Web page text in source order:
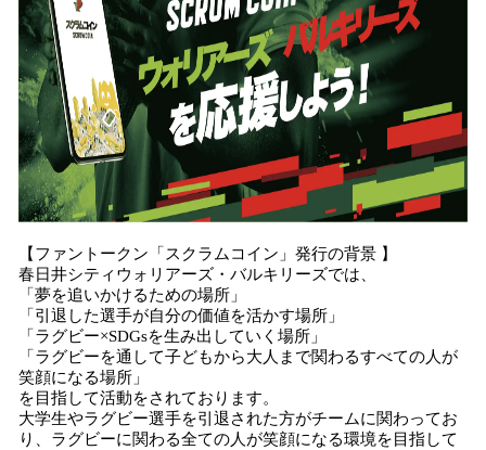
【ファントークン「スクラムコイン」発行の背景 】
春日井シティウォリアーズ・バルキリーズでは、
「夢を追いかけるための場所」
「引退した選手が自分の価値を活かす場所」
「ラグビー×SDGsを生み出していく場所」
「ラグビーを通して子どもから大人まで関わるすべての人が
笑顔になる場所」
を目指して活動をされております。
大学生やラグビー選手を引退された方がチームに関わってお
り、ラグビーに関わる全ての人が笑顔になる環境を目指して